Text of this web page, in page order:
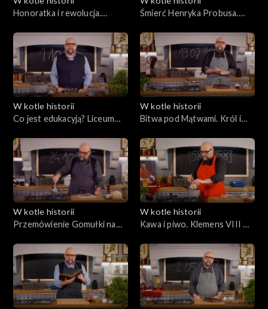
Honoratka i rewolucja.
warszawskiej kawiarni XIX w.
Śmierć Henryka Probusa.
W kotle historii
Co jest edukacyją? Liceum
podwoje. Szkolna stołówka –
obficie i nowocześnie
W kotle historii
Bitwa pod Mątwami. Król i
Rzeczypospolitej
W kotle historii
Przemówienie Gomułki na
W kotle historii
Kawa i piwo. Klemens VIII w
Varka!